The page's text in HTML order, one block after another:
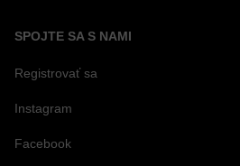
SPOJTE SA S NAMI
Registrovať sa
Instagram
Facebook